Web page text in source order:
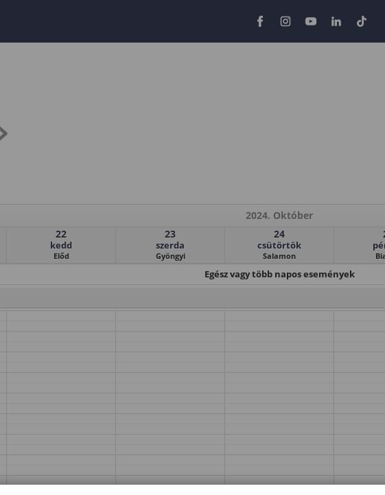
2024. Október
22
kedd
Előd
23
szerda
Gyöngyi
24
csütörtök
Salamon
Egész vagy több napos események